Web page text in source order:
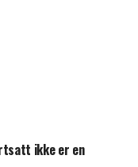
ikke er en